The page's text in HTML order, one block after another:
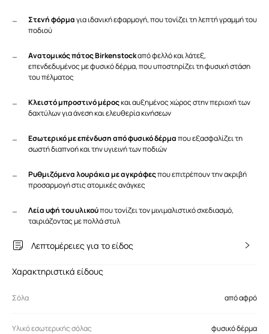
Στενή φόρμαγια ιδανική εφαρμογή, που τονίζει τη λεπτή γραμμή του
ποδιού
Ανατομικός πάτος Birkenstockαπό φελλό και λάτεξ,
επενδεδυμένος με φυσικό δέρμα, που υποστηρίζει τη φυσική στάση
του πέλματος
Κλειστό μπροστινό μέροςκαι αυξημένος χώρος στην περιοχή των
δαχτύλων για άνεση και ελευθερία κινήσεων
Εσωτερικό με επένδυση από φυσικό δέρμαπου εξασφαλίζει τη
σωστή διαπνοή και την υγιεινή των ποδιών
Ρυθμιζόμενα λουράκια με αγκράφεςπου επιτρέπουν την ακριβή
προσαρμογή στις ατομικές ανάγκες
Λεία υφή του υλικούπου τονίζει τον μινιμαλιστικό σχεδιασμό,
ταιριάζοντας με πολλά στυλ
Λεπτομέρειες για το είδος
Χαρακτηριστικά είδους
Σόλα από αφρό
Υλικό εσωτερικής σόλας φυσικό δέρμα